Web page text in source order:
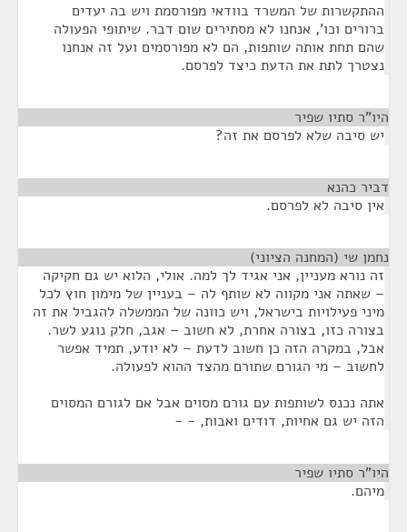
ההתקשרות של המשרד בוודאי מפורסמת ויש בה יעדים
ברורים וכו', אנחנו לא מסתירים שום דבר. שיתופי הפעולה
שהם תחת אותה שותפות, הם לא מפורסמים ועל זה אנחנו
נצטרך לתת את הדעת כיצד לפרסם.
היו"ר סתיו שפיר
יש סיבה שלא לפרסם את זה?
דביר כהנא
אין סיבה לא לפרסם.
נחמן שי (המחנה הציוני)
זה נורא מעניין, אני אגיד לך למה. אולי, הלוא יש גם חקיקה
– שאתה אני מקווה לא שותף לה – בעניין של מימון חוץ לכל
מיני פעילויות בישראל, ויש כוונה של הממשלה להגביל את זה
בצורה כזו, בצורה אחרת, לא חשוב – אגב, חלק נוגע לשר.
אבל, במקרה הזה כן חשוב לדעת – לא יודע, תמיד אפשר
לחשוב – מי הגורם שתורם מהצד ההוא לפעולה.
אתה נכנס לשותפות עם גורם מסוים אבל אם לגורם המסוים
הזה יש גם אחיות, דודים ואבות, - -
היו"ר סתיו שפיר
מיהם.